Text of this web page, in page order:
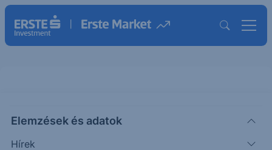
Elemzések és adatok
Hírek
ALV(XETRA)
ALLIANZ AG DM5